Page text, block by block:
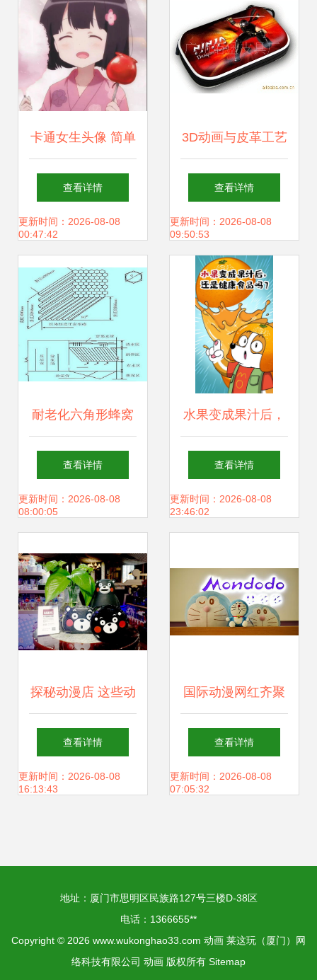
卡通女生头像 简单
干净的清新之美
查看详情
更新时间：2026-08-08
00:47:42
3D动画与皮革工艺
的完美结合 NDS包
与NDIi保护套的制
造艺术
查看详情
更新时间：2026-08-08
09:50:53
耐老化六角形蜂窝
斜管填料生产厂家
过滤材料与药剂专
查看详情
更新时间：2026-08-08
08:00:05
水果变成果汁后，
还是健康食品吗？
科普漫画告诉你真
查看详情
更新时间：2026-08-08
23:46:02
探秘动漫店 这些动
画周边产品为何让
人疯狂？
查看详情
更新时间：2026-08-08
16:13:43
国际动漫网红齐聚
温州 门票免费超燃
购，动漫好物嗨不
查看详情
更新时间：2026-08-08
07:05:32
地址：厦门市思明区民族路127号三楼D-38区
电话：1366655**
Copyright © 2026 www.wukonghao33.com 动画 莱这玩（厦门）网
络科技有限公司 动画 版权所有 Sitemap